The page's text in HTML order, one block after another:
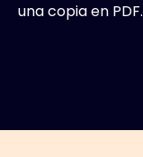
una copia en PDF.